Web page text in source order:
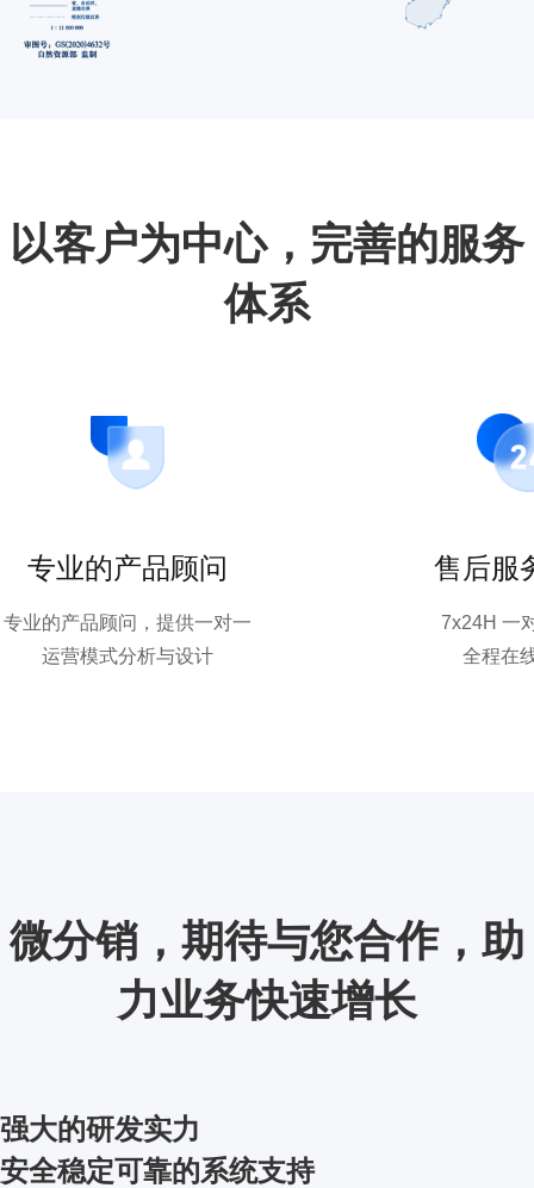
以客户为中心，完善的服务
体系
专业的产品顾问
专业的产品顾问，提供一对一
运营模式分析与设计
售后服
7x24H 一
全程在
微分销，期待与您合作，助
力业务快速增长
强大的研发实力
安全稳定可靠的系统支持